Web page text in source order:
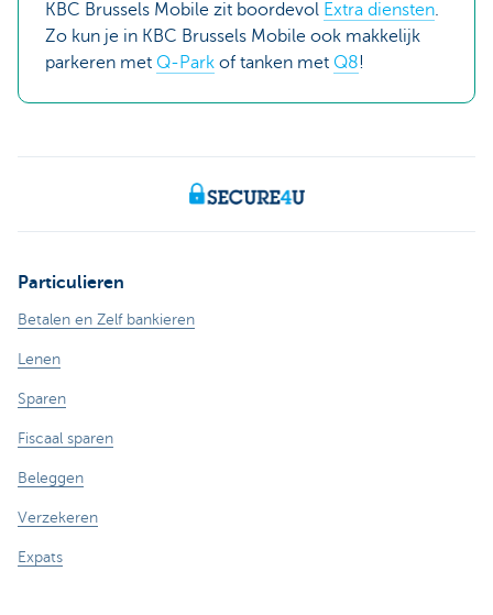
KBC Brussels Mobile zit boordevol Extra diensten.
Zo kun je in KBC Brussels Mobile ook makkelijk
parkeren met Q-Park of tanken met Q8!
Particulieren
Betalen en Zelf bankieren
Lenen
Sparen
Fiscaal sparen
Beleggen
Verzekeren
Expats